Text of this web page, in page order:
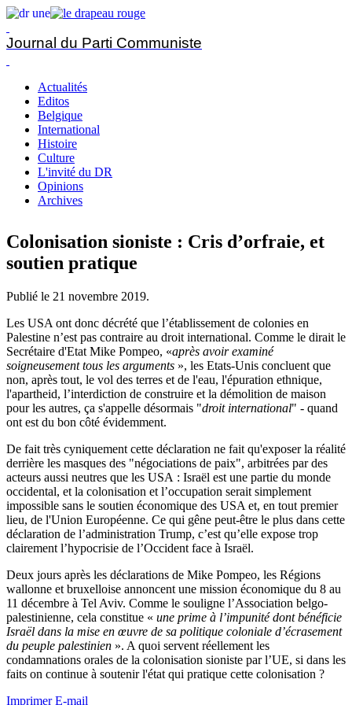
Journal du Parti Communiste
Actualités
Editos
Belgique
International
Histoire
Culture
L'invité du DR
Opinions
Archives
Colonisation sioniste : Cris d’orfraie, et
soutien pratique
Publié le 21 novembre 2019.
Les USA ont donc décrété que l’établissement de colonies en
Palestine n’est pas contraire au droit international. Comme le dirait le
Secrétaire d'Etat Mike Pompeo, «après avoir examiné
soigneusement tous les arguments », les Etats-Unis concluent que
non, après tout, le vol des terres et de l'eau, l'épuration ethnique,
l'apartheid, l’interdiction de construire et la démolition de maison
pour les autres, ça s'appelle désormais "droit international" - quand
ont est du bon côté évidemment.
De fait très cyniquement cette déclaration ne fait qu'exposer la réalité
derrière les masques des "négociations de paix", arbitrées par des
acteurs aussi neutres que les USA : Israël est une partie du monde
occidental, et la colonisation et l’occupation serait simplement
impossible sans le soutien économique des USA et, en tout premier
lieu, de l'Union Européenne. Ce qui gêne peut-être le plus dans cette
déclaration de l’administration Trump, c’est qu’elle expose trop
clairement l’hypocrisie de l’Occident face à Israël.
Deux jours après les déclarations de Mike Pompeo, les Régions
wallonne et bruxelloise annoncent une mission économique du 8 au
11 décembre à Tel Aviv. Comme le souligne l’Association belgo-
palestinienne, cela constitue « une prime à l’impunité dont bénéficie
Israël dans la mise en œuvre de sa politique coloniale d’écrasement
du peuple palestinien ». A quoi servent réellement les
condamnations orales de la colonisation sioniste par l’UE, si dans les
faits on continue à soutenir l'état qui pratique cette colonisation ?
ImprimerE-mail